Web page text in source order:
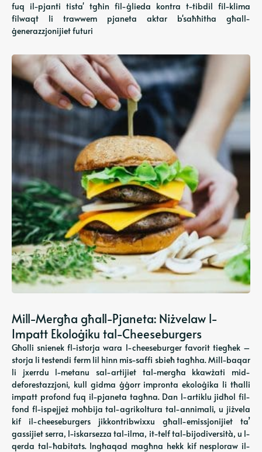
fuq il-pjanti tista' tgħin fil-ġlieda kontra t-tibdil fil-klima
filwaqt li trawwem pjaneta aktar b'saħħitha għall-
ġenerazzjonijiet futuri
Mill-Mergħa għall-Pjaneta: Niżvelaw l-
Impatt Ekoloġiku tal-Cheeseburgers
Għolli snienek fl-istorja wara l-cheeseburger favorit tiegħek –
storja li testendi ferm lil hinn mis-saffi sbieħ tagħha. Mill-baqar
li jxerrdu l-metanu sal-artijiet tal-mergħa kkawżati mid-
deforestazzjoni, kull gidma ġġorr impronta ekoloġika li tħalli
impatt profond fuq il-pjaneta tagħna. Dan l-artiklu jidħol fil-
fond fl-ispejjeż moħbija tal-agrikoltura tal-annimali, u jiżvela
kif il-cheeseburgers jikkontribwixxu għall-emissjonijiet ta’
gassijiet serra, l-iskarsezza tal-ilma, it-telf tal-bijodiversità, u l-
qerda tal-ħabitats. Ingħaqad magħna hekk kif nesploraw il-